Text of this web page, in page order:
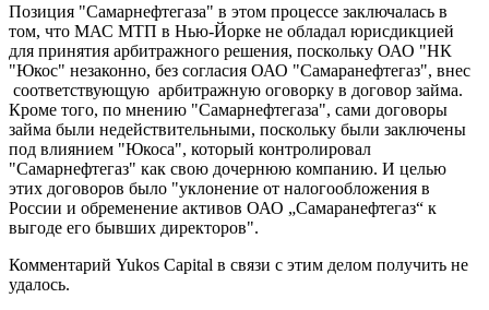
Позиция "Самарнефтегаза" в этом процессе заключалась в
том, что МАС МТП в Нью-Йорке не обладал юрисдикцией
для принятия арбитражного решения, поскольку ОАО "НК
"Юкос" незаконно, без согласия ОАО "Самаранефтегаз", внес
соответствующую арбитражную оговорку в договор займа.
Кроме того, по мнению "Самарнефтегаза", сами договоры
займа были недействительными, поскольку были заключены
под влиянием "Юкоса", который контролировал
"Самарнефтегаз" как свою дочернюю компанию. И целью
этих договоров было "уклонение от налогообложения в
России и обременение активов ОАО „Самаранефтегаз“ к
выгоде его бывших директоров".
Комментарий Yukos Capital в связи с этим делом получить не
удалось.